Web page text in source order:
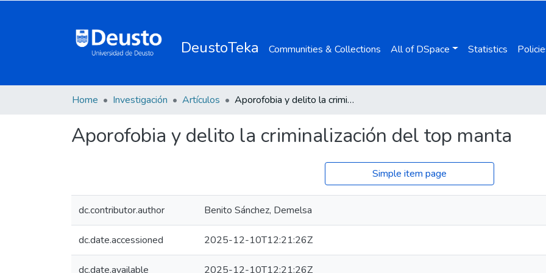
DeustoTeka Communities & Collections All of DSpace Statistics
Home Investigación Artículos Aporofobia y delito la criminalización del top manta
Aporofobia y delito la criminalización del top manta
Simple item page
dc.contributor.author Benito Sánchez, Demelsa
dc.date.accessioned 2025-12-10T12:21:26Z
dc.date.available 2025-12-10T12:21:26Z